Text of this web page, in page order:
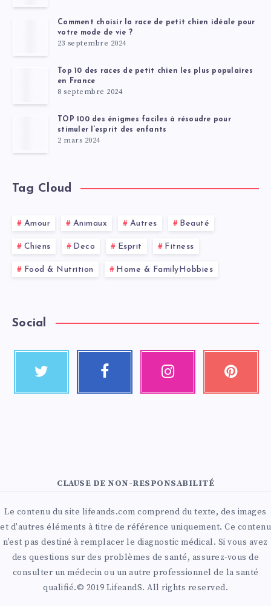
Comment choisir la race de petit chien idéale pour
votre mode de vie ?
23 septembre 2024
Top 10 des races de petit chien les plus populaires
en France
8 septembre 2024
TOP 100 des énigmes faciles à résoudre pour
stimuler l’esprit des enfants
2 mars 2024
Tag Cloud
Amour Animaux Autres Beauté
Chiens Deco Esprit Fitness
Food & Nutrition Home & FamilyHobbies
Social
CLAUSE DE NON-RESPONSABILITÉ
Le contenu du site lifeands.com comprend du texte, des images
et d'autres éléments à titre de référence uniquement. Ce contenu
n'est pas destiné à remplacer le diagnostic médical. Si vous avez
des questions sur des problèmes de santé, assurez-vous de
consulter un médecin ou un autre professionnel de la santé
qualifié.© 2019 LifeandS. All rights reserved.